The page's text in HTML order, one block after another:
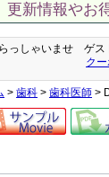
新情報やお
っしゃいませ ゲス
ク
> 歯科 > 歯科医師 >